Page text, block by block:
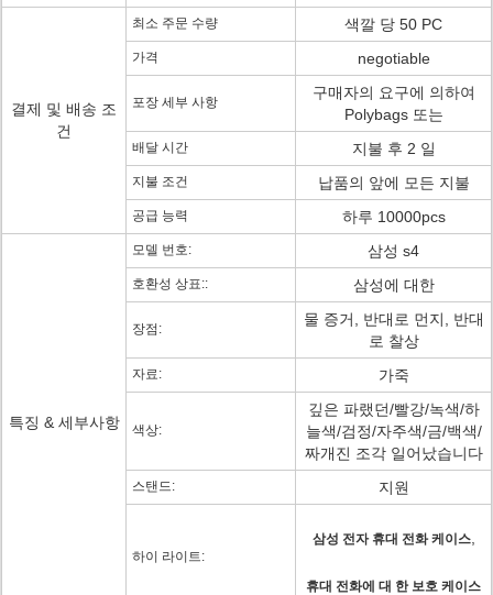
결제 및 배송 조
건
최소 주문 수량 색깔 당 50 PC
가격 negotiable
포장 세부 사항
구매자의 요구에 의하여
Polybags 또는
배달 시간 지불 후 2 일
지불 조건 납품의 앞에 모든 지불
공급 능력 하루 10000pcs
특징 & 세부사항
모델 번호: 삼성 s4
호환성 상표:: 삼성에 대한
장점:
물 증거, 반대로 먼지, 반대
로 찰상
자료: 가죽
색상:
깊은 파랬던/빨강/녹색/하
늘색/검정/자주색/금/백색/
짜개진 조각 일어났습니다
스탠드: 지원
하이 라이트:
삼성 전자 휴대 전화 케이스,
휴대 전화에 대 한 보호 케이스